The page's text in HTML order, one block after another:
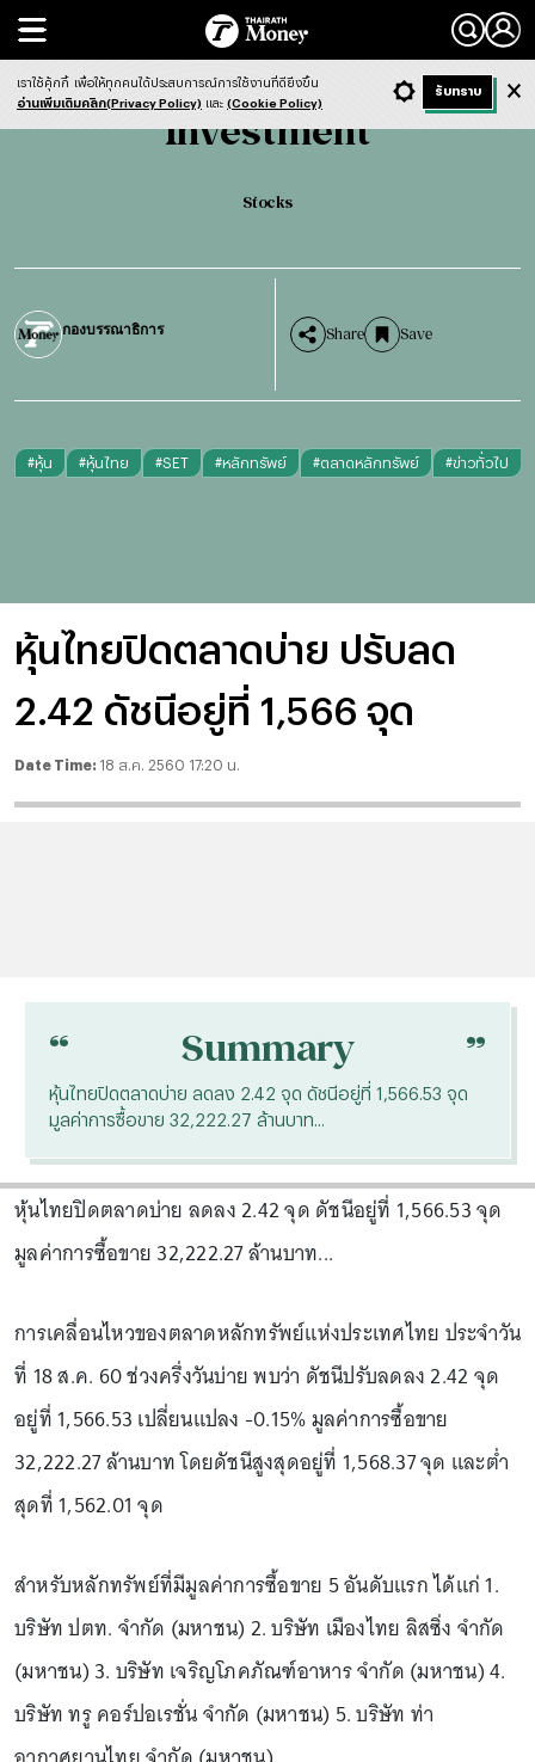
Search
Investment Stocks
Investment
Stocks
กองบรรณาธิการ Share Save
#หุ้น #หุ้นไทย #SET #หลักทรัพย์ #ตลาดหลักทรัพย์ #ข่าวทั่วไป
หุ้นไทยปิดตลาดบ่าย ปรับลด
2.42 ดัชนีอยู่ที่ 1,566 จุด
Date Time: 18 ส.ค. 2560 17:20 น.
- ก + ก Dark ฟังข่าว
“ Summary “
หุ้นไทยปิดตลาดบ่าย ลดลง 2.42 จุด ดัชนีอยู่ที่ 1,566.53 จุด
มูลค่าการซื้อขาย 32,222.27 ล้านบาท...
หุ้นไทยปิดตลาดบ่าย ลดลง 2.42 จุด ดัชนีอยู่ที่ 1,566.53 จุด
มูลค่าการซื้อขาย 32,222.27 ล้านบาท...
การเคลื่อนไหวของตลาดหลักทรัพย์แห่งประเทศไทย ประจำวัน
ที่ 18 ส.ค. 60 ช่วงครึ่งวันบ่าย พบว่า ดัชนีปรับลดลง 2.42 จุด
อยู่ที่ 1,566.53 เปลี่ยนแปลง -0.15% มูลค่าการซื้อขาย
32,222.27 ล้านบาท โดยดัชนีสูงสุดอยู่ที่ 1,568.37 จุด และต่ำ
สุดที่ 1,562.01 จุด
สำหรับหลักทรัพย์ที่มีมูลค่าการซื้อขาย 5 อันดับแรก ได้แก่ 1.
บริษัท ปตท. จำกัด (มหาชน) 2. บริษัท เมืองไทย ลิสซิ่ง จำกัด
(มหาชน) 3. บริษัท เจริญโภคภัณฑ์อาหาร จำกัด (มหาชน) 4.
บริษัท ทรู คอร์ปอเรชั่น จำกัด (มหาชน) 5. บริษัท ท่า
เราใช้คุ้กกี้ เพื่อให้ทุกคนได้ประสบการณ์การใช้งานที่ดียิ่งขึ้น
อ่านเพิ่มเติมคลิก(Privacy Policy) และ (Cookie Policy)
รับทราบ